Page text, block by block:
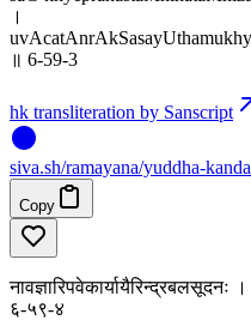
।
॥ 6-59-3
hk transliteration by Sanscript
siva.sh/ramayana/yuddha-
Copy
६-५९-४